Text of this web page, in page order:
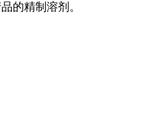
的精制溶剂。